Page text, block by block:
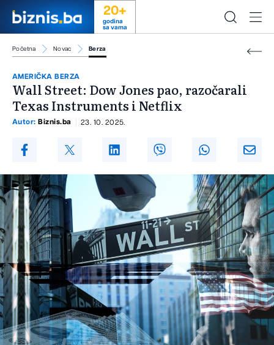
20+
godina
sa vama
Početna Novac Berza
AMERIČKA BERZA
Wall Street: Dow Jones pao, razočarali
Texas Instruments i Netflix
Autor: Biznis.ba 23. 10. 2025.